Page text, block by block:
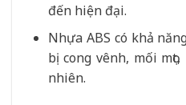
đến hiện đại.
Nhựa ABS có khả
bị cong vênh, mối
nhiên.